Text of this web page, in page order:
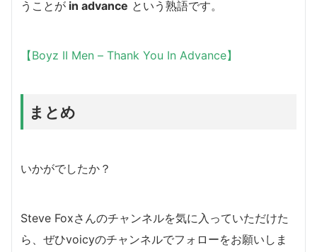
うことが in advance という熟語です。
【Boyz II Men – Thank You In Advance】
まとめ
いかがでしたか？
Steve Foxさんのチャンネルを気に入っていただけた
ら、ぜひvoicyのチャンネルでフォローをお願いしま